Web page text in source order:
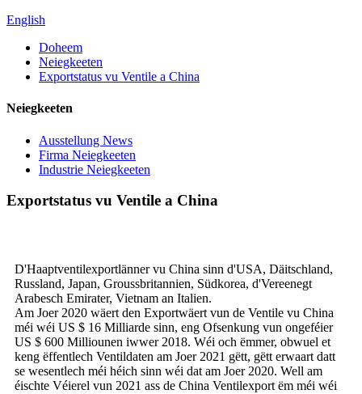
English
Doheem
Neiegkeeten
Exportstatus vu Ventile a China
Neiegkeeten
Ausstellung News
Firma Neiegkeeten
Industrie Neiegkeeten
Exportstatus vu Ventile a China
D'Haaptventilexportlänner vu China sinn d'USA, Däitschland,
Russland, Japan, Groussbritannien, Südkorea, d'Vereenegt
Arabesch Emirater, Vietnam an Italien.
Am Joer 2020 wäert den Exportwäert vun de Ventile vu China
méi wéi US $ 16 Milliarde sinn, eng Ofsenkung vun ongeféier
US $ 600 Milliounen iwwer 2018. Wéi och ëmmer, obwuel et
keng ëffentlech Ventildaten am Joer 2021 gëtt, gëtt erwaart datt
se wesentlech méi héich sinn wéi dat am Joer 2020. Well am
éischte Véierel vun 2021 ass de China Ventilexport ëm méi wéi